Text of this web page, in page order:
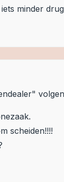
minder
scheiden!!!!